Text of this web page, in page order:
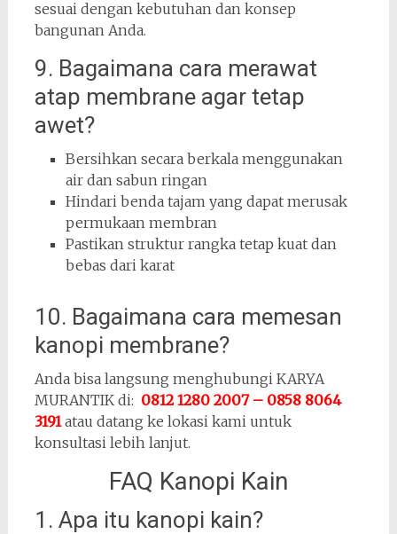
sesuai dengan kebutuhan dan konsep
bangunan Anda.
9. Bagaimana cara merawat
atap membrane agar tetap
awet?
Bersihkan secara berkala menggunakan
air dan sabun ringan
Hindari benda tajam yang dapat merusak
permukaan membran
Pastikan struktur rangka tetap kuat dan
bebas dari karat
10. Bagaimana cara memesan
kanopi membrane?
Anda bisa langsung menghubungi KARYA
MURANTIK di: 0812 1280 2007 – 0858 8064
3191atau datang ke lokasi kami untuk
konsultasi lebih lanjut.
FAQ Kanopi Kain
1. Apa itu kanopi kain?